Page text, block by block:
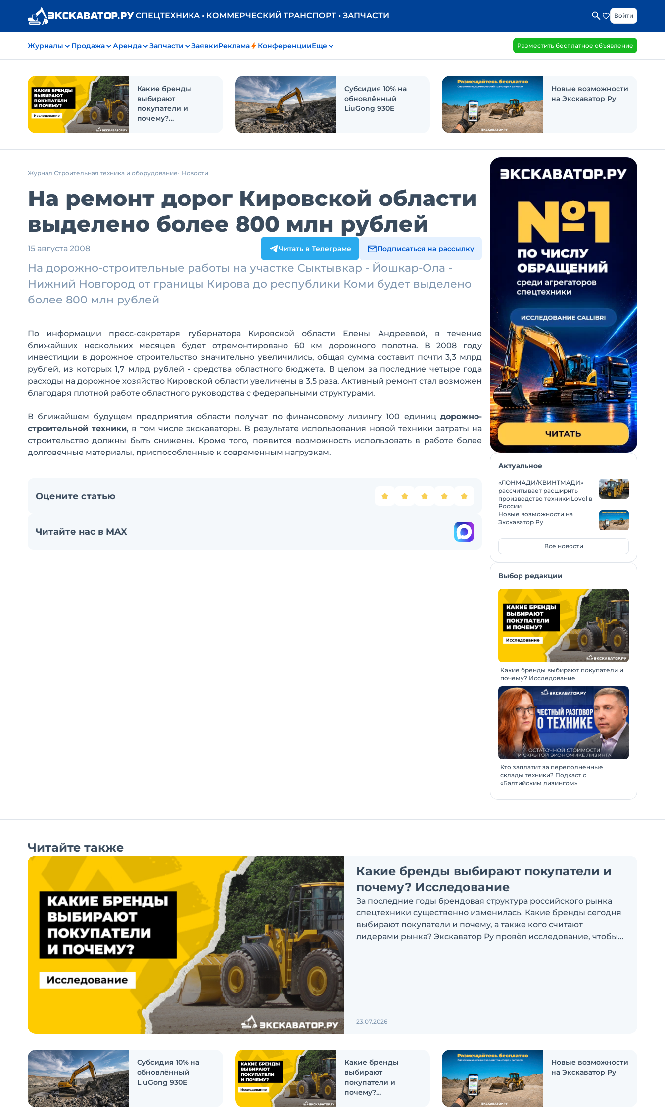
СПЕЦТЕХНИКА • КОММЕРЧЕСКИЙ ТРАНСПОРТ • ЗАПЧАСТИ Войти
Журналы Продажа Аренда Запчасти ЗаявкиРеклама КонференцииЕще Разместить бесплатное объявление
Какие бренды
выбирают
покупатели и
почему?
Субсидия 10% на
обновлённый
LiuGong 930E
Новые возможности
на Экскаватор Ру
Журнал Строительная техника и оборудование Новости
На ремонт дорог Кировской области
выделено более 800 млн рублей
15 августа 2008 Читать в Телеграме Подписаться на рассылку
На дорожно-строительные работы на участке Сыктывкар - Йошкар-Ола -
Нижний Новгород от границы Кирова до республики Коми будет выделено
более 800 млн рублей
По информации пресс-секретаря губернатора Кировской области Елены Андреевой, в течение
ближайших нескольких месяцев будет отремонтировано 60 км дорожного полотна. В 2008 году
инвестиции в дорожное строительство значительно увеличились, общая сумма составит почти 3,3 млрд
рублей, из которых 1,7 млрд рублей - средства областного бюджета. В целом за последние четыре года
расходы на дорожное хозяйство Кировской области увеличены в 3,5 раза. Активный ремонт стал возможен
благодаря плотной работе областного руководства с федеральными структурами.
В ближайшем будущем предприятия области получат по финансовому лизингу 100 единиц дорожно-
строительной техники, в том числе экскаваторы. В результате использования новой техники затраты на
строительство должны быть снижены. Кроме того, появится возможность использовать в работе более
долговечные материалы, приспособленные к современным нагрузкам.
Оцените статью
Читайте нас в MAX
Актуальное
«ЛОНМАДИ/КВИНТМАДИ»
рассчитывает расширить
производство техники Lovol в
России
Новые возможности на
Экскаватор Ру
Все новости
Выбор редакции
Какие бренды выбирают покупатели и
почему? Исследование
Кто заплатит за переполненные
склады техники? Подкаст с
«Балтийским лизингом»
Читайте также
Какие бренды выбирают покупатели и
почему? Исследование
За последние годы брендовая структура российского рынка
спецтехники существенно изменилась. Какие бренды сегодня
выбирают покупатели и почему, а также кого считают
лидерами рынка? Экскаватор Ру провёл исследование, чтобы
23.07.2026
Субсидия 10% на
обновлённый
LiuGong 930E
Какие бренды
выбирают
покупатели и
почему?
Новые возможности
на Экскаватор Ру